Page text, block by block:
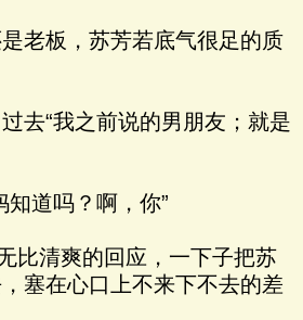
老板，苏芳若底气很足的质
去“我之前说的男朋友；就是
知道吗？啊，你”
比清爽的回应，一下子把苏
塞在心口上不来下不去的差